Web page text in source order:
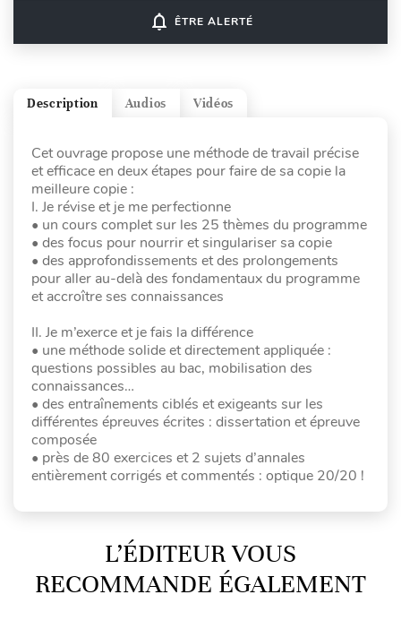
notifications_none ÊTRE ALERTÉ
Vidéos
Audios
Description
Cet ouvrage propose une méthode de travail précise
et efficace en deux étapes pour faire de sa copie la
meilleure copie :
I. Je révise et je me perfectionne
• un cours complet sur les 25 thèmes du programme
• des focus pour nourrir et singulariser sa copie
• des approfondissements et des prolongements
pour aller au-delà des fondamentaux du programme
et accroître ses connaissances
II. Je m’exerce et je fais la différence
• une méthode solide et directement appliquée :
questions possibles au bac, mobilisation des
connaissances…
• des entraînements ciblés et exigeants sur les
différentes épreuves écrites : dissertation et épreuve
composée
• près de 80 exercices et 2 sujets d’annales
entièrement corrigés et commentés : optique 20/20 !
L’ÉDITEUR VOUS
RECOMMANDE ÉGALEMENT